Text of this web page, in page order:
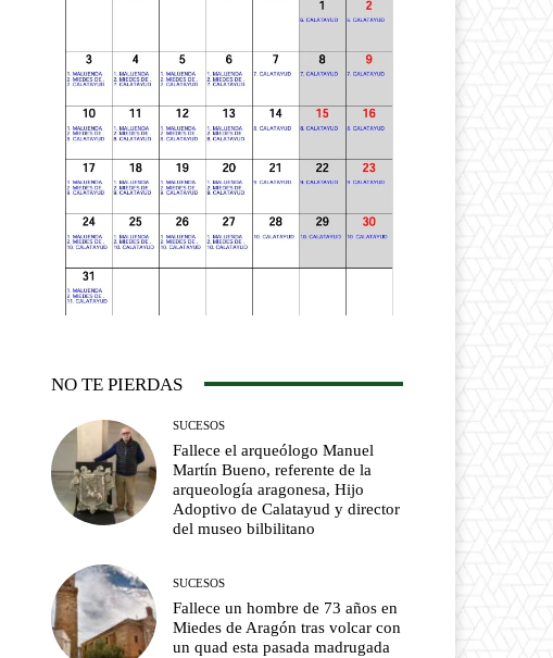
NO TE PIERDAS
SUCESOS
Fallece el arqueólogo Manuel
Martín Bueno, referente de la
arqueología aragonesa, Hijo
Adoptivo de Calatayud y director
del museo bilbilitano
SUCESOS
Fallece un hombre de 73 años en
Miedes de Aragón tras volcar con
un quad esta pasada madrugada